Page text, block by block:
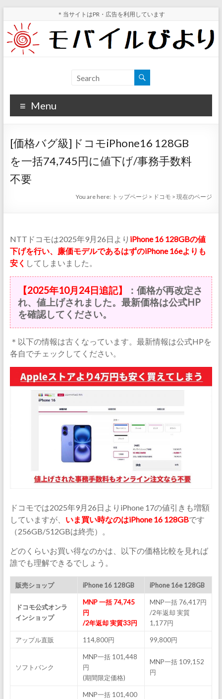
content
＊当サイトはPR・広告を利用しています
バ
イ
ル
び
よ
り
ビュ
ホ値
下げ
が分
Menu
[価格バグ級]ドコモiPhone16 128GB
を一括74,745円に値下げ/事務手数料
不要
You are here: トップページ > ドコモ >現在のページ
NTTドコモは2025年9月26日より iPhone 16 128GBの値
下げを行い、廉価モデルであるはずのiPhone 16eよりも
安く してしまいました。
【2025年10月24日追記】
：価格が再改定さ
れ、値上げされました。最新価格は公式HP
を確認してください。
＊以下の情報は古くなっています。最新情報は公式HPを
各自でチェックしてください。
ドコモでは2025年9月26日よりiPhone 17の値引きも増額
していますが、 いま買い時なのはiPhone 16 128GBです
（256GB/512GBは終売）。
どのくらいお買い得なのかは、以下の価格比較を見れば
誰でも理解できるでしょう。
販売ショップ iPhone 16 128GB iPhone 16e 128GB
ドコモ公式オンラ
インショップ
MNP 一括 74,745
円
/2年返却 実質33円
MNP一括 76,417円
/2年返却 実質
1,177円
アップル直販 114,800円 99,800円
ソフトバンク
MNP一括 101,448
円
(期間限定価格)
MNP一括 109,152
円
MNP一括 101,400